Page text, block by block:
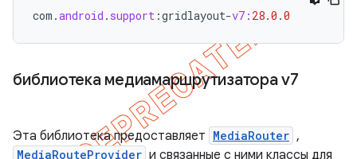
com .android . support :gridlayout-v7: 28.0 .0
библиотека медиамаршрутизатора v7
Эта библиотека предоставляет MediaRouter ,
MediaRouteProvider и связанные с ними классы для